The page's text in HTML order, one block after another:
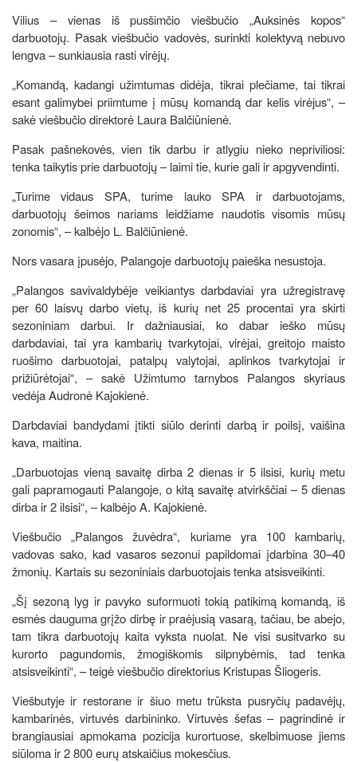
Vilius – vienas iš pusšimčio viešbučio „Auksinės kopos“
darbuotojų. Pasak viešbučio vadovės, surinkti kolektyvą nebuvo
lengva – sunkiausia rasti virėjų.
„Komandą, kadangi užimtumas didėja, tikrai plečiame, tai tikrai
esant galimybei priimtume į mūsų komandą dar kelis virėjus“, –
sakė viešbučio direktorė Laura Balčiūnienė.
Pasak pašnekovės, vien tik darbu ir atlygiu nieko nepriviliosi:
tenka taikytis prie darbuotojų – laimi tie, kurie gali ir apgyvendinti.
„Turime vidaus SPA, turime lauko SPA ir darbuotojams,
darbuotojų šeimos nariams leidžiame naudotis visomis mūsų
zonomis“, – kalbėjo L. Balčiūnienė.
Nors vasara įpusėjo, Palangoje darbuotojų paieška nesustoja.
„Palangos savivaldybėje veikiantys darbdaviai yra užregistravę
per 60 laisvų darbo vietų, iš kurių net 25 procentai yra skirti
sezoniniam darbui. Ir dažniausiai, ko dabar ieško mūsų
darbdaviai, tai yra kambarių tvarkytojai, virėjai, greitojo maisto
ruošimo darbuotojai, patalpų valytojai, aplinkos tvarkytojai ir
prižiūrėtojai“, – sakė Užimtumo tarnybos Palangos skyriaus
vedėja Audronė Kajokienė.
Darbdaviai bandydami įtikti siūlo derinti darbą ir poilsį, vaišina
kava, maitina.
„Darbuotojas vieną savaitę dirba 2 dienas ir 5 ilsisi, kurių metu
gali papramogauti Palangoje, o kitą savaitę atvirkščiai – 5 dienas
dirba ir 2 ilsisi“, – kalbėjo A. Kajokienė.
Viešbučio „Palangos žuvėdra“, kuriame yra 100 kambarių,
vadovas sako, kad vasaros sezonui papildomai įdarbina 30–40
žmonių. Kartais su sezoniniais darbuotojais tenka atsisveikinti.
„Šį sezoną lyg ir pavyko suformuoti tokią patikimą komandą, iš
esmės dauguma grįžo dirbę ir praėjusią vasarą, tačiau, be abejo,
tam tikra darbuotojų kaita vyksta nuolat. Ne visi susitvarko su
kurorto pagundomis, žmogiškomis silpnybėmis, tad tenka
atsisveikinti“, – teigė viešbučio direktorius Kristupas Šliogeris.
Viešbutyje ir restorane ir šiuo metu trūksta pusryčių padavėjų,
kambarinės, virtuvės darbininko. Virtuvės šefas – pagrindinė ir
brangiausiai apmokama pozicija kurortuose, skelbimuose jiems
siūloma ir 2 800 eurų atskaičius mokesčius.